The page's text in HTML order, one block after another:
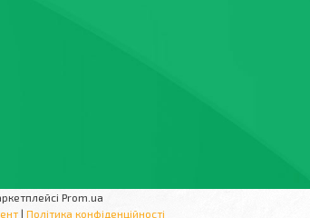
Prom.ua
| Політика конфіденційності